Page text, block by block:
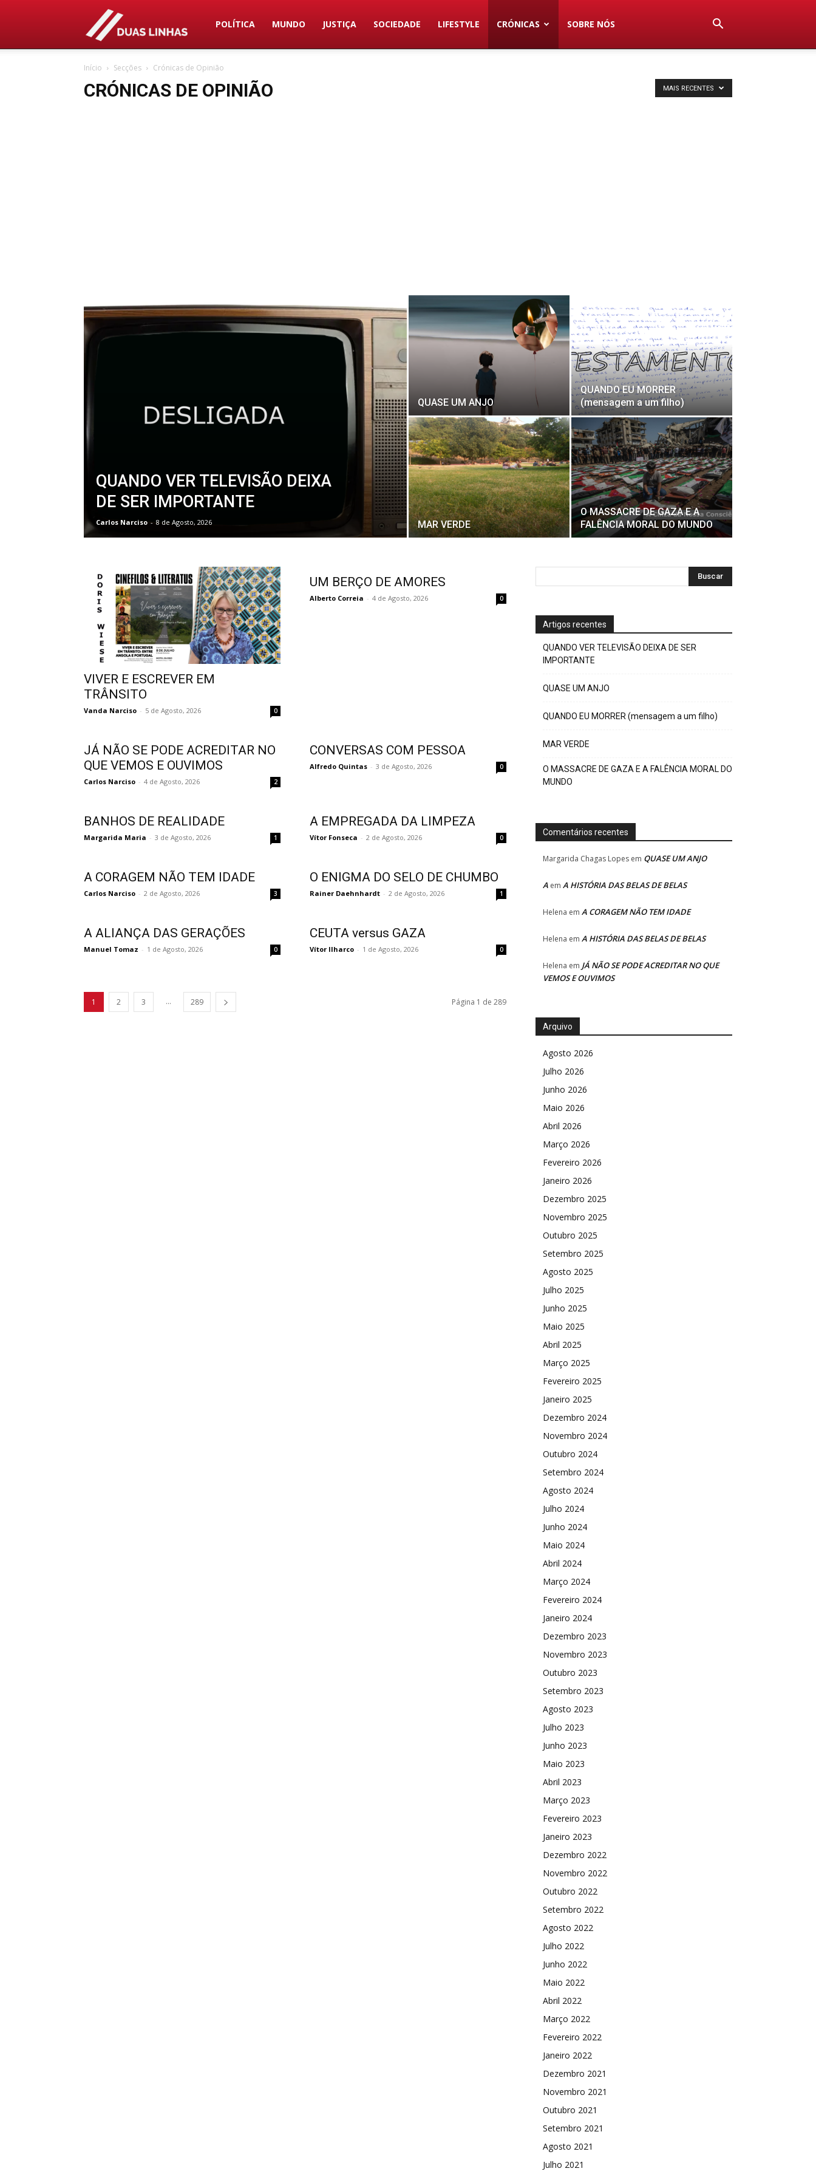
Duas
Linhas
POLÍTICA MUNDO JUSTIÇA SOCIEDADE LIFESTYLE CRÓNICAS SOBRE NÓS
Início Secções Crónicas de Opinião
CRÓNICAS DE OPINIÃO MAIS RECENTES
QUANDO VER TELEVISÃO DEIXA
DE SER IMPORTANTE
Carlos Narciso - 8 de Agosto, 2026
QUASE UM ANJO
QUANDO EU MORRER
(mensagem a um filho)
MAR VERDE
O MASSACRE DE GAZA E A
FALÊNCIA MORAL DO MUNDO
VIVER E ESCREVER EM
TRÂNSITO
Vanda Narciso - 5 de Agosto, 2026 0
UM BERÇO DE AMORES
Alberto Correia - 4 de Agosto, 2026 0
JÁ NÃO SE PODE ACREDITAR NO
QUE VEMOS E OUVIMOS
Carlos Narciso - 4 de Agosto, 2026 2
CONVERSAS COM PESSOA
Alfredo Quintas - 3 de Agosto, 2026 0
BANHOS DE REALIDADE
Margarida Maria - 3 de Agosto, 2026 1
A EMPREGADA DA LIMPEZA
Vítor Fonseca - 2 de Agosto, 2026 0
A CORAGEM NÃO TEM IDADE
Carlos Narciso - 2 de Agosto, 2026 3
O ENIGMA DO SELO DE CHUMBO
Rainer Daehnhardt - 2 de Agosto, 2026 1
A ALIANÇA DAS GERAÇÕES
Manuel Tomaz - 1 de Agosto, 2026 0
CEUTA versus GAZA
Vítor Ilharco - 1 de Agosto, 2026 0
1 2 3 ... 289 Página 1 de 289
Artigos recentes
QUANDO VER TELEVISÃO DEIXA DE SER
IMPORTANTE
QUASE UM ANJO
QUANDO EU MORRER (mensagem a um filho)
MAR VERDE
O MASSACRE DE GAZA E A FALÊNCIA MORAL DO
MUNDO
Comentários recentes
Margarida Chagas Lopes em QUASE UM ANJO
A em A HISTÓRIA DAS BELAS DE BELAS
Helena em A CORAGEM NÃO TEM IDADE
Helena em A HISTÓRIA DAS BELAS DE BELAS
Helena em JÁ NÃO SE PODE ACREDITAR NO QUE
VEMOS E OUVIMOS
Arquivo
Agosto 2026
Julho 2026
Junho 2026
Maio 2026
Abril 2026
Março 2026
Fevereiro 2026
Janeiro 2026
Dezembro 2025
Novembro 2025
Outubro 2025
Setembro 2025
Agosto 2025
Julho 2025
Junho 2025
Maio 2025
Abril 2025
Março 2025
Fevereiro 2025
Janeiro 2025
Dezembro 2024
Novembro 2024
Outubro 2024
Setembro 2024
Agosto 2024
Julho 2024
Junho 2024
Maio 2024
Abril 2024
Março 2024
Fevereiro 2024
Janeiro 2024
Dezembro 2023
Novembro 2023
Outubro 2023
Setembro 2023
Agosto 2023
Julho 2023
Junho 2023
Maio 2023
Abril 2023
Março 2023
Fevereiro 2023
Janeiro 2023
Dezembro 2022
Novembro 2022
Outubro 2022
Setembro 2022
Agosto 2022
Julho 2022
Junho 2022
Maio 2022
Abril 2022
Março 2022
Fevereiro 2022
Janeiro 2022
Dezembro 2021
Novembro 2021
Outubro 2021
Setembro 2021
Agosto 2021
Julho 2021